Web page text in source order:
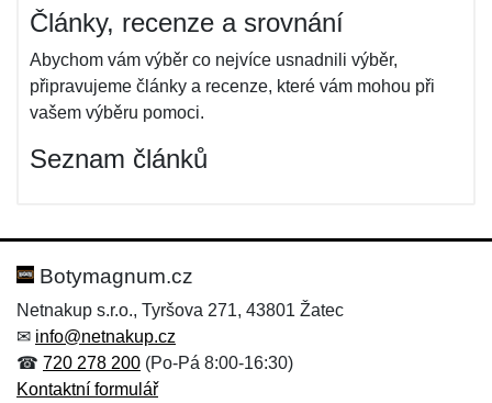
Články, recenze a srovnání
Abychom vám výběr co nejvíce usnadnili výběr,
připravujeme články a recenze, které vám mohou při
vašem výběru pomoci.
Seznam článků
Botymagnum.cz
Netnakup s.r.o., Tyršova 271, 43801 Žatec
✉ info@netnakup.cz
☎ 720 278 200 (Po-Pá 8:00-16:30)
Kontaktní formulář